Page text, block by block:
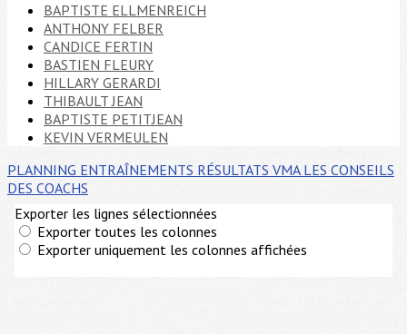
BAPTISTE ELLMENREICH
ANTHONY FELBER
CANDICE FERTIN
BASTIEN FLEURY
HILLARY GERARDI
THIBAULT JEAN
BAPTISTE PETITJEAN
KEVIN VERMEULEN
PLANNING ENTRAÎNEMENTS RÉSULTATS VMA LES CONSEILS
DES COACHS